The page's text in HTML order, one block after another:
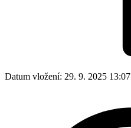
Datum vložení: 29. 9. 2025 13:07